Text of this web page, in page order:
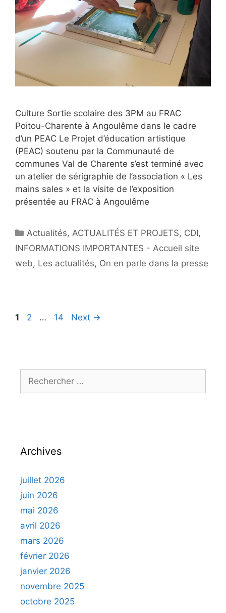
Culture Sortie scolaire des 3PM au FRAC
Poitou-Charente à Angoulême dans le cadre
d’un PEAC Le Projet d’éducation artistique
(PEAC) soutenu par la Communauté de
communes Val de Charente s’est terminé avec
un atelier de sérigraphie de l’association « Les
mains sales » et la visite de l’exposition
présentée au FRAC à Angoulême
Catégories
Actualités,ACTUALITÉS ET PROJETS, CDI,
INFORMATIONS IMPORTANTES - Accueil site
web, Les actualités, On en parle dans la presse
Navigation
Page
1 Page
2 … Page
14 Next →
Rechercher :
Archives
juillet 2026
juin 2026
mai 2026
avril 2026
mars 2026
février 2026
janvier 2026
novembre 2025
octobre 2025